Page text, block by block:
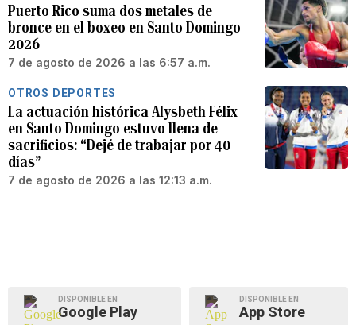
Puerto Rico suma dos metales de
bronce en el boxeo en Santo Domingo
2026
7 de agosto de 2026 a las 6:57 a.m.
OTROS DEPORTES
La actuación histórica Alysbeth Félix
en Santo Domingo estuvo llena de
sacrificios: “Dejé de trabajar por 40
días”
7 de agosto de 2026 a las 12:13 a.m.
DISPONIBLE EN
Google Play
DISPONIBLE EN
App Store